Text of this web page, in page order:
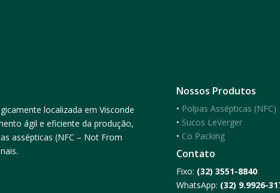
localizada em Visconde
ágil e eficiente da produção,
assépticas (NFC – Not From
Nossos Produtos
• Polpas Assépticas (NFC)
• Sucos LeVerger
• Co Packing
Contato
Fixo: (32) 3551-8840
WhatsApp: (32) 9.9926-